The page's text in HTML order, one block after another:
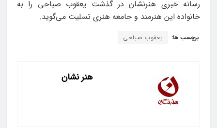
رسانه خبری هنرنشان در گذشت یعقوب صباحی را به
خانواده این هنرمند و جامعه هنری تسلیت می‌گوید.
برچسب ها: یعقوب صباحی
هنر نشان